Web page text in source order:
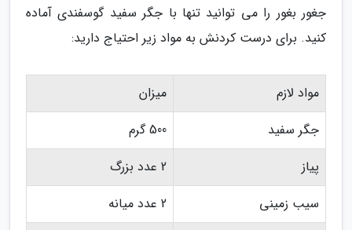
جغور بغور را می توانید تنها با جگر سفید گوسفندی آماده
کنید. برای درست کردنش به مواد زیر احتیاج دارید:
مواد لازم
میزان
جگر سفید
500 گرم
پیاز
2 عدد بزرگ
سیب زمینی
2 عدد میانه